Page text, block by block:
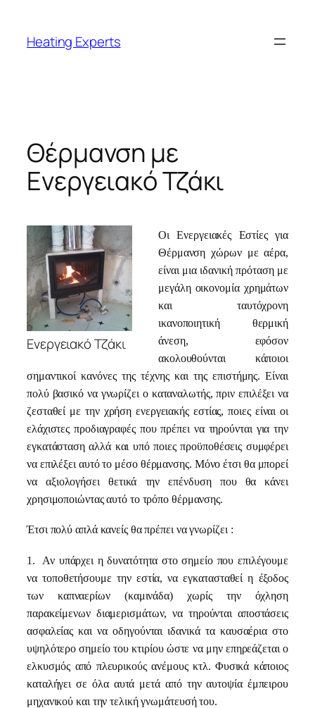
περιεχόμενο
Heating Experts
Θέρμανση με
Ενεργειακό Τζάκι
Ενεργειακό Τζάκι
Οι Ενεργειακές Εστίες για
Θέρμανση χώρων με αέρα,
είναι μια ιδανική πρόταση με
μεγάλη οικονομία χρημάτων
και ταυτόχρονη
ικανοποιητική θερμική
άνεση, εφόσον
ακολουθούνται κάποιοι
σημαντικοί κανόνες της τέχνης και της επιστήμης. Είναι
πολύ βασικό να γνωρίζει ο καταναλωτής, πριν επιλέξει να
ζεσταθεί με την χρήση ενεργειακής εστίας, ποιες είναι οι
ελάχιστες προδιαγραφές που πρέπει να τηρούνται για την
εγκατάσταση αλλά και υπό ποιες προϋποθέσεις συμφέρει
να επιλέξει αυτό το μέσο θέρμανσης. Μόνο έτσι θα μπορεί
να αξιολογήσει θετικά την επένδυση που θα κάνει
χρησιμοποιώντας αυτό το τρόπο θέρμανσης.
Έτσι πολύ απλά κανείς θα πρέπει να γνωρίζει :
1. Αν υπάρχει η δυνατότητα στο σημείο που επιλέγουμε
να τοποθετήσουμε την εστία, να εγκατασταθεί η έξοδος
των καπναερίων (καμινάδα) χωρίς την όχληση
παρακείμενων διαμερισμάτων, να τηρούνται αποστάσεις
ασφαλείας και να οδηγούνται ιδανικά τα καυσαέρια στο
υψηλότερο σημείο του κτιρίου ώστε να μην επηρεάζεται ο
ελκυσμός από πλευρικούς ανέμους κτλ. Φυσικά κάποιος
καταλήγει σε όλα αυτά μετά από την αυτοψία έμπειρου
μηχανικού και την τελική γνωμάτευσή του.